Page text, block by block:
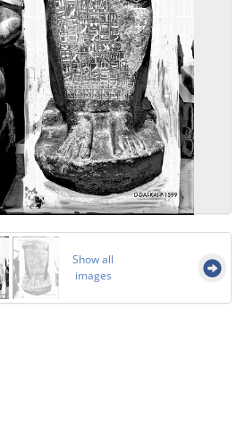
Show all
images